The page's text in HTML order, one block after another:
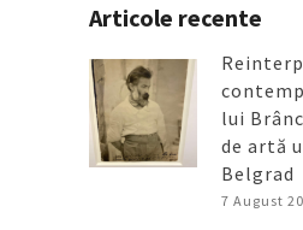
Articole recente
lui
de artă
Belgrad
7 August